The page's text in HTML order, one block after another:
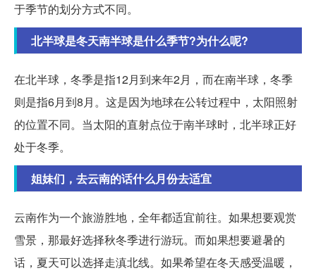
于季节的划分方式不同。
北半球是冬天南半球是什么季节?为什么呢?
在北半球，冬季是指12月到来年2月，而在南半球，冬季
则是指6月到8月。这是因为地球在公转过程中，太阳照射
的位置不同。当太阳的直射点位于南半球时，北半球正好
处于冬季。
姐妹们，去云南的话什么月份去适宜
云南作为一个旅游胜地，全年都适宜前往。如果想要观赏
雪景，那最好选择秋冬季进行游玩。而如果想要避暑的
话，夏天可以选择走滇北线。如果希望在冬天感受温暖，